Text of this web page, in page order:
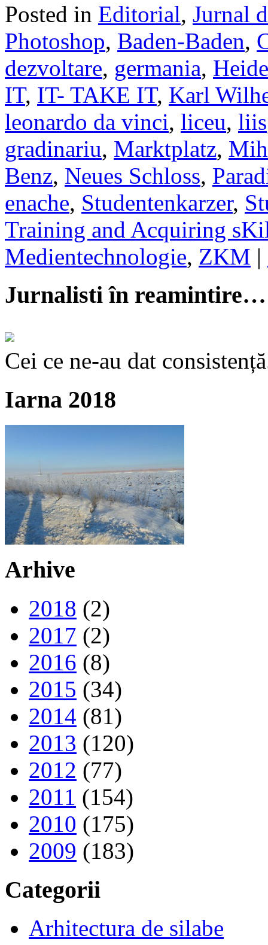
Posted in Editorial, Jurnal
Photoshop, Baden-Baden,
dezvoltare, germania,
IT, IT- TAKE IT, Karl
leonardo da vinci, liceu, liis
gradinariu, Marktplatz,
Benz, Neues Schloss,
enache, Studentenkarzer,
Training and Acquiring
Medientechnologie, ZKM |
Jurnalisti în reamintire…
Cei ce ne-au dat
Iarna 2018
Arhive
2018 (2)
2017 (2)
2016 (8)
2015 (34)
2014 (81)
2013 (120)
2012 (77)
2011 (154)
2010 (175)
2009 (183)
Categorii
Arhitectura de silabe